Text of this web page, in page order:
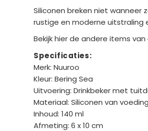
Siliconen breken niet wanneer
rustige en moderne uitstraling
Bekijk hier de andere items van
Specificaties:
Merk: Nuuroo
Kleur: Bering Sea
Uitvoering: Drinkbeker met
Materiaal: Siliconen van
Inhoud: 140 ml
Afmeting: 6 x 10 cm